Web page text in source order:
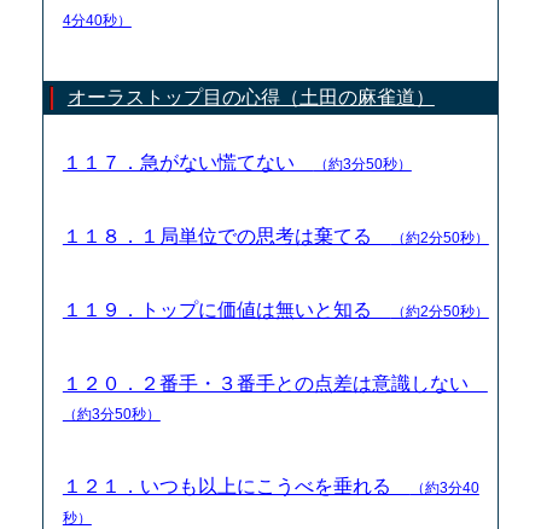
4分40秒）
オーラストップ目の心得（土田の麻雀道）
１１７．急がない慌てない （約3分50秒）
１１８．１局単位での思考は棄てる （約2分50秒）
１１９．トップに価値は無いと知る （約2分50秒）
１２０．２番手・３番手との点差は意識しない
（約3分50秒）
１２１．いつも以上にこうべを垂れる
（約3分40
秒）